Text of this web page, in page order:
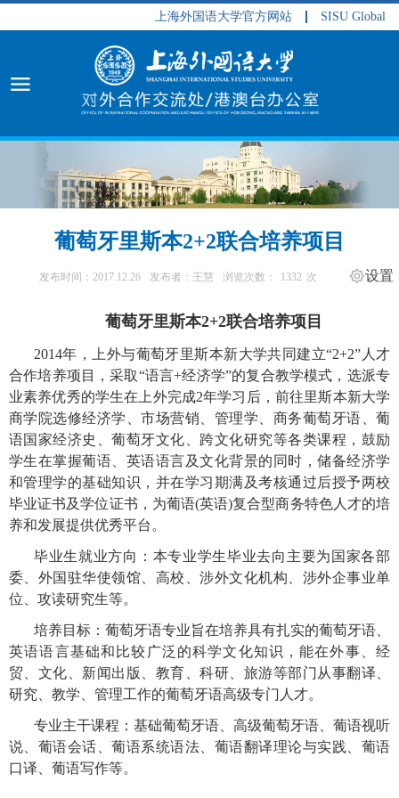
上海外国语大学官方网站 SISU Global
葡萄牙里斯本2+2联合培养项目
发布时间：2017.12.26 发布者：王慧 浏览次数： 1332 次 设置
葡萄牙里斯本2+2联合培养项目
2014年，上外与葡萄牙里斯本新大学共同建立“2+2”人才
合作培养项目，采取“语言+经济学”的复合教学模式，选派专
业素养优秀的学生在上外完成2年学习后，前往里斯本新大学
商学院选修经济学、市场营销、管理学、商务葡萄牙语、葡
语国家经济史、葡萄牙文化、跨文化研究等各类课程，鼓励
学生在掌握葡语、英语语言及文化背景的同时，储备经济学
和管理学的基础知识，并在学习期满及考核通过后授予两校
毕业证书及学位证书，为葡语(英语)复合型商务特色人才的培
养和发展提供优秀平台。
毕业生就业方向：本专业学生毕业去向主要为国家各部
委、外国驻华使领馆、高校、涉外文化机构、涉外企事业单
位、攻读研究生等。
培养目标：葡萄牙语专业旨在培养具有扎实的葡萄牙语、
英语语言基础和比较广泛的科学文化知识，能在外事、经
贸、文化、新闻出版、教育、科研、旅游等部门从事翻译、
研究、教学、管理工作的葡萄牙语高级专门人才。
专业主干课程：基础葡萄牙语、高级葡萄牙语、葡语视听
说、葡语会话、葡语系统语法、葡语翻译理论与实践、葡语
口译、葡语写作等。